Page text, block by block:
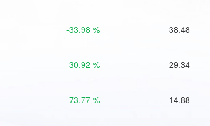
-33.98 % 38.48
-30.92 % 29.34
-73.77 % 14.88